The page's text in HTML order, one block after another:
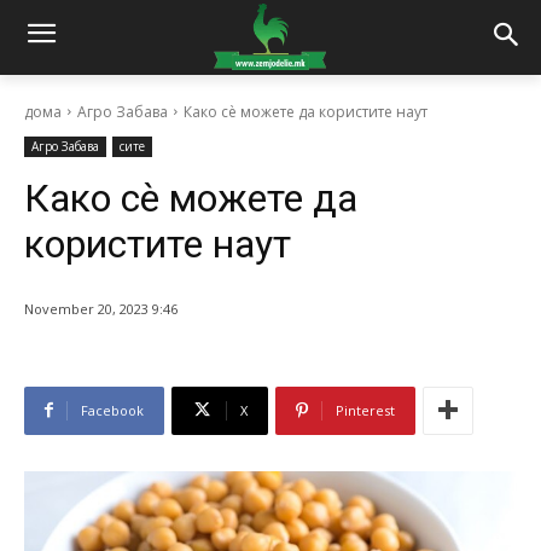
дома Агро Забава Како сѐ можете да користите наут
Агро Забава сите
Како сѐ можете да
користите наут
November 20, 2023 9:46
Facebook X Pinterest